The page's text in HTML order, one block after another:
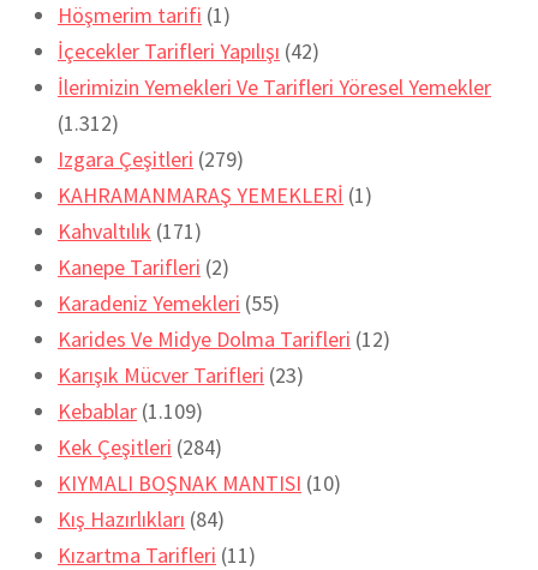
Höşmerim tarifi (1)
İçecekler Tarifleri Yapılışı (42)
İlerimizin Yemekleri Ve Tarifleri Yöresel Yemekler
(1.312)
Izgara Çeşitleri (279)
KAHRAMANMARAŞ YEMEKLERİ (1)
Kahvaltılık (171)
Kanepe Tarifleri (2)
Karadeniz Yemekleri (55)
Karides Ve Midye Dolma Tarifleri (12)
Karışık Mücver Tarifleri (23)
Kebablar (1.109)
Kek Çeşitleri (284)
KIYMALI BOŞNAK MANTISI (10)
Kış Hazırlıkları (84)
Kızartma Tarifleri (11)